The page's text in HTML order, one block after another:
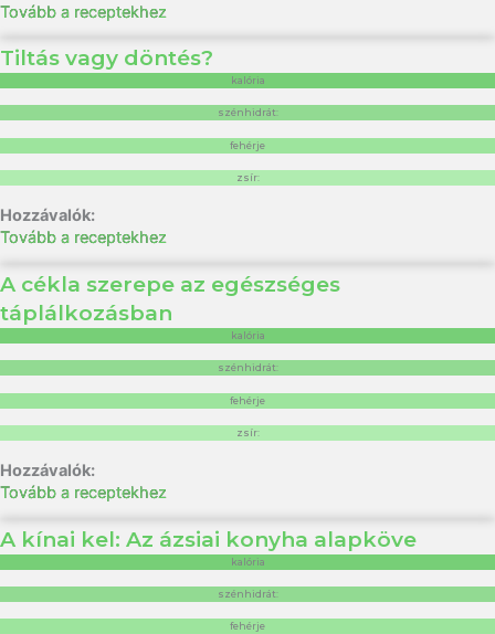
Tovább a receptekhez
Tiltás vagy döntés?
kalória
szénhidrát:
fehérje
zsír:
Tovább a receptekhez
A cékla szerepe az egészséges
táplálkozásban
kalória
szénhidrát:
fehérje
zsír:
Tovább a receptekhez
A kínai kel: Az ázsiai konyha alapköve
kalória
szénhidrát:
fehérje